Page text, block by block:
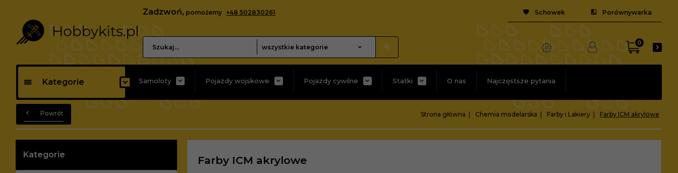
Zadzwoń, pomożemy +48 502830261
categories_searcher
wszystkie kategorie
Schowek Porównywarka
0
Kategorie Samoloty Pojazdy wojskowe Pojazdy cywilne Statki O nas Najczęstsze pytania
Powrót Strona główna Chemia modelarska Farby i Lakiery Farby ICM akrylowe
Kategorie Farby ICM akrylowe